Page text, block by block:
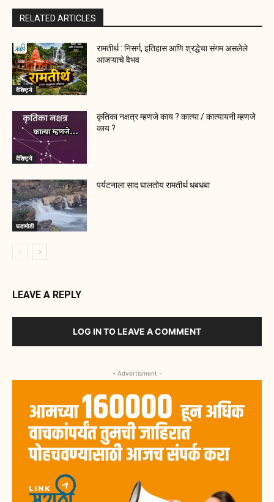
RELATED ARTICLES
वैशिष्ट्ये
रामतीर्थ : निसर्ग, इतिहास आणि श्रद्धेचा संगम असलेले
आजऱ्याचे वैभव
वैशिष्ट्ये
कृतिका नक्षत्र म्हणजे काय ? कात्या / कात्यायनी म्हणजे
काय ?
घडामोडी
पर्यटनाला साद घालतोय रामतीर्थ धबधबा
LEAVE A REPLY
LOG IN TO LEAVE A COMMENT
- Advertisment -